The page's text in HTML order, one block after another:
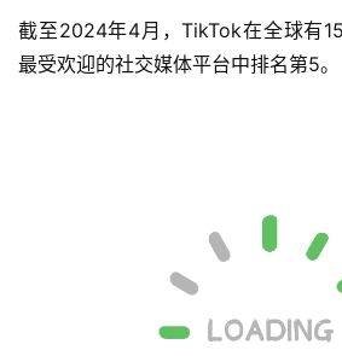
截至2024年4月，TikTok在全球有
最受欢迎的社交媒体平台中排名第5。